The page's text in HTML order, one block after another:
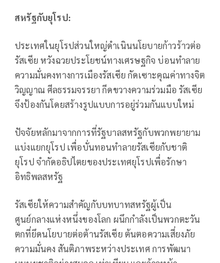
สหรัฐกับยุโรป:
ประเทศในยุโรปส่วนใหญ่ดำเนินนโยบายก้าวร้าวต่อ
รัสเซีย หวังฉวยประโยชน์ทางเศรษฐกิจ บ่อนทำลาย
ความมั่นคงทางการเมืองรัสเซีย กัดเซาะคุณค่าทางจิต
วิญญาณ ศีลธรรมจรรยา กีดขวางความร่วมมือ รัสเซีย
จึงป้องกันโดยสร้างรูปแบบการอยู่ร่วมกันแบบใหม่
ปัจจัยหลักมาจากการที่รัฐบาลสหรัฐกับพวกพยายาม
แบ่งแยกยุโรป เพื่อบั่นทอนทำลายรัสเซียกับชาติ
ยุโรป จำกัดอธิปไตยของประเทศยุโรปเพื่อรักษา
อิทธิพลสหรัฐ
รัสเซียให้ความสำคัญกับบทบาทสหรัฐผู้เป็น
ศูนย์กลางแห่งหนึ่งของโลก ผนึกกำลังเป็นพวกตะวัน
ตกที่ยึดนโยบายต่อต้านรัสเซีย ต้นตอความเสี่ยงภัย
ความมั่นคง สันติภาพระหว่างประเทศ การพัฒนา